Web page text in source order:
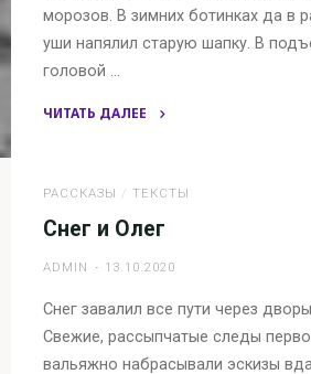
морозов. В зимних ботинках да в
уши напялил старую шапку. В
головой …
ЧИТАТЬ ДАЛЕЕ
РАССКАЗЫ / ТЕКСТЫ
Снег и Олег
ADMIN 13.10.2020
Снег завалил все пути через
Свежие, рассыпчатые следы
вальяжно набрасывали эскизы